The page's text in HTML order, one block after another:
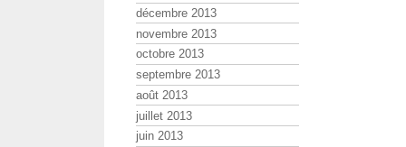
décembre 2013
novembre 2013
octobre 2013
septembre 2013
août 2013
juillet 2013
juin 2013